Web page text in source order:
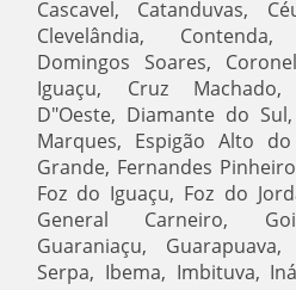
Cascavel, Catanduvas,
Clevelândia,
Domingos Soares,
Iguaçu, Cruz
D"Oeste, Diamante do
Marques, Espigão Alto
Grande, Fernandes
Foz do Iguaçu, Foz do
General Carneiro,
Guaraniaçu,
Serpa, Ibema, Imbituva,